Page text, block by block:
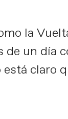
la
de un día
claro